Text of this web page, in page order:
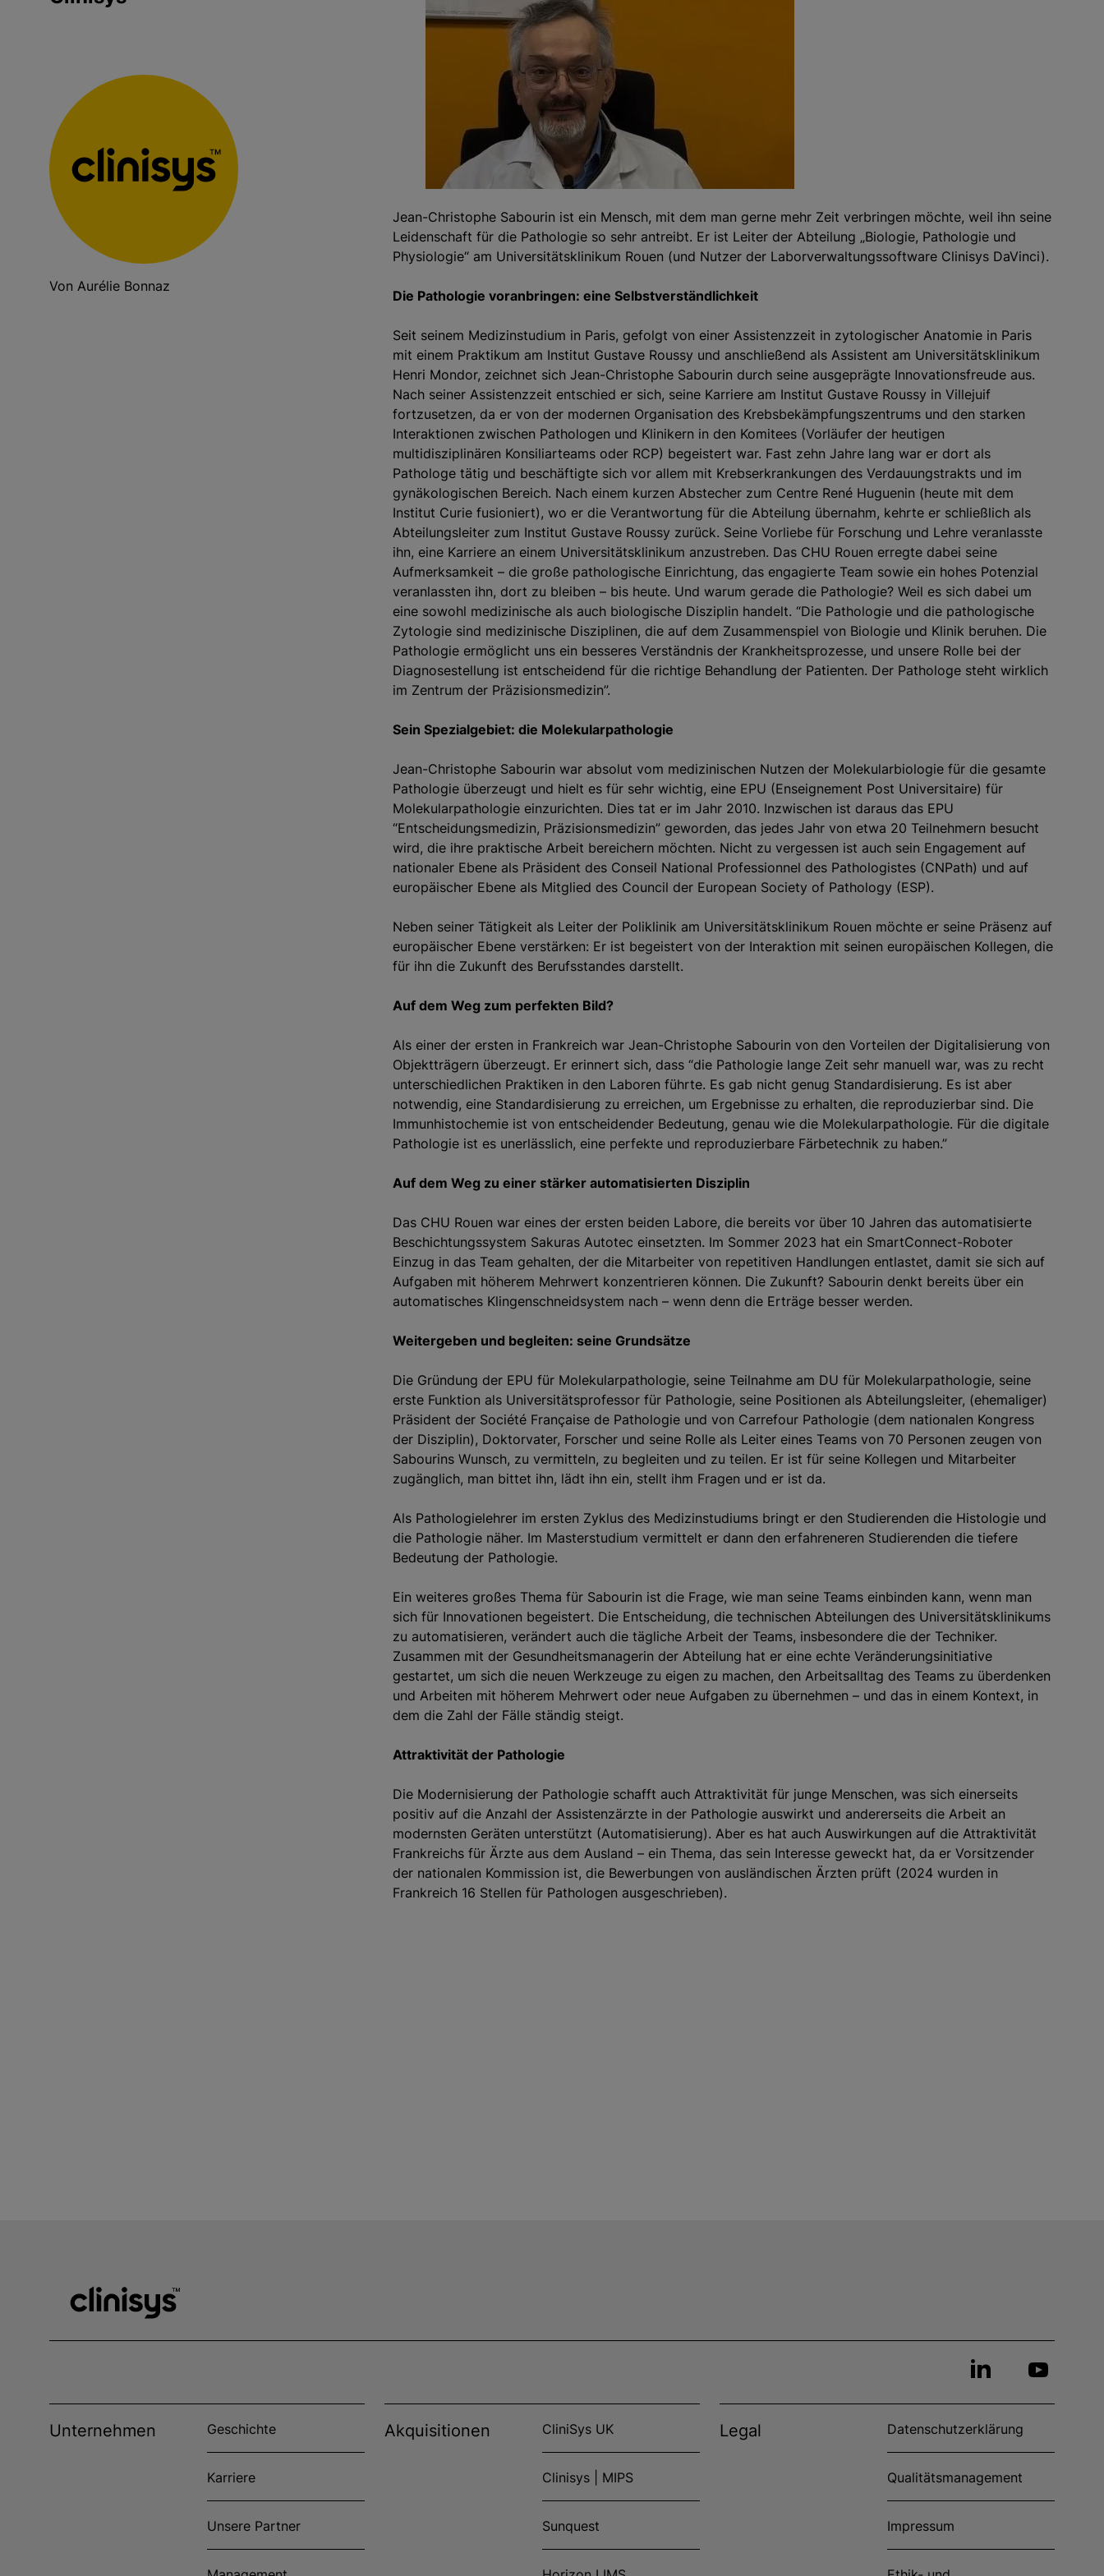
Von Aurélie Bonnaz
Jean-Christophe Sabourin ist ein Mensch, mit dem man gerne mehr Zeit verbringen möchte, weil ihn seine
Leidenschaft für die Pathologie so sehr antreibt. Er ist Leiter der Abteilung „Biologie, Pathologie und
Physiologie“ am Universitätsklinikum Rouen (und Nutzer der Laborverwaltungssoftware Clinisys DaVinci).
Die Pathologie voranbringen: eine Selbstverständlichkeit
Seit seinem Medizinstudium in Paris, gefolgt von einer Assistenzzeit in zytologischer Anatomie in Paris
mit einem Praktikum am Institut Gustave Roussy und anschließend als Assistent am Universitätsklinikum
Henri Mondor, zeichnet sich Jean-Christophe Sabourin durch seine ausgeprägte Innovationsfreude aus.
Nach seiner Assistenzzeit entschied er sich, seine Karriere am Institut Gustave Roussy in Villejuif
fortzusetzen, da er von der modernen Organisation des Krebsbekämpfungszentrums und den starken
Interaktionen zwischen Pathologen und Klinikern in den Komitees (Vorläufer der heutigen
multidisziplinären Konsiliarteams oder RCP) begeistert war. Fast zehn Jahre lang war er dort als
Pathologe tätig und beschäftigte sich vor allem mit Krebserkrankungen des Verdauungstrakts und im
gynäkologischen Bereich. Nach einem kurzen Abstecher zum Centre René Huguenin (heute mit dem
Institut Curie fusioniert), wo er die Verantwortung für die Abteilung übernahm, kehrte er schließlich als
Abteilungsleiter zum Institut Gustave Roussy zurück. Seine Vorliebe für Forschung und Lehre veranlasste
ihn, eine Karriere an einem Universitätsklinikum anzustreben. Das CHU Rouen erregte dabei seine
Aufmerksamkeit – die große pathologische Einrichtung, das engagierte Team sowie ein hohes Potenzial
veranlassten ihn, dort zu bleiben – bis heute. Und warum gerade die Pathologie? Weil es sich dabei um
eine sowohl medizinische als auch biologische Disziplin handelt. “Die Pathologie und die pathologische
Zytologie sind medizinische Disziplinen, die auf dem Zusammenspiel von Biologie und Klinik beruhen. Die
Pathologie ermöglicht uns ein besseres Verständnis der Krankheitsprozesse, und unsere Rolle bei der
Diagnosestellung ist entscheidend für die richtige Behandlung der Patienten. Der Pathologe steht wirklich
im Zentrum der Präzisionsmedizin”.
Sein Spezialgebiet: die Molekularpathologie
Jean-Christophe Sabourin war absolut vom medizinischen Nutzen der Molekularbiologie für die gesamte
Pathologie überzeugt und hielt es für sehr wichtig, eine EPU (Enseignement Post Universitaire) für
Molekularpathologie einzurichten. Dies tat er im Jahr 2010. Inzwischen ist daraus das EPU
“Entscheidungsmedizin, Präzisionsmedizin” geworden, das jedes Jahr von etwa 20 Teilnehmern besucht
wird, die ihre praktische Arbeit bereichern möchten. Nicht zu vergessen ist auch sein Engagement auf
nationaler Ebene als Präsident des Conseil National Professionnel des Pathologistes (CNPath) und auf
europäischer Ebene als Mitglied des Council der European Society of Pathology (ESP).
Neben seiner Tätigkeit als Leiter der Poliklinik am Universitätsklinikum Rouen möchte er seine Präsenz auf
europäischer Ebene verstärken: Er ist begeistert von der Interaktion mit seinen europäischen Kollegen, die
für ihn die Zukunft des Berufsstandes darstellt.
Auf dem Weg zum perfekten Bild?
Als einer der ersten in Frankreich war Jean-Christophe Sabourin von den Vorteilen der Digitalisierung von
Objektträgern überzeugt. Er erinnert sich, dass “die Pathologie lange Zeit sehr manuell war, was zu recht
unterschiedlichen Praktiken in den Laboren führte. Es gab nicht genug Standardisierung. Es ist aber
notwendig, eine Standardisierung zu erreichen, um Ergebnisse zu erhalten, die reproduzierbar sind. Die
Immunhistochemie ist von entscheidender Bedeutung, genau wie die Molekularpathologie. Für die digitale
Pathologie ist es unerlässlich, eine perfekte und reproduzierbare Färbetechnik zu haben.”
Auf dem Weg zu einer stärker automatisierten Disziplin
Das CHU Rouen war eines der ersten beiden Labore, die bereits vor über 10 Jahren das automatisierte
Beschichtungssystem Sakuras Autotec einsetzten. Im Sommer 2023 hat ein SmartConnect-Roboter
Einzug in das Team gehalten, der die Mitarbeiter von repetitiven Handlungen entlastet, damit sie sich auf
Aufgaben mit höherem Mehrwert konzentrieren können. Die Zukunft? Sabourin denkt bereits über ein
automatisches Klingenschneidsystem nach – wenn denn die Erträge besser werden.
Weitergeben und begleiten: seine Grundsätze
Die Gründung der EPU für Molekularpathologie, seine Teilnahme am DU für Molekularpathologie, seine
erste Funktion als Universitätsprofessor für Pathologie, seine Positionen als Abteilungsleiter, (ehemaliger)
Präsident der Société Française de Pathologie und von Carrefour Pathologie (dem nationalen Kongress
der Disziplin), Doktorvater, Forscher und seine Rolle als Leiter eines Teams von 70 Personen zeugen von
Sabourins Wunsch, zu vermitteln, zu begleiten und zu teilen. Er ist für seine Kollegen und Mitarbeiter
zugänglich, man bittet ihn, lädt ihn ein, stellt ihm Fragen und er ist da.
Als Pathologielehrer im ersten Zyklus des Medizinstudiums bringt er den Studierenden die Histologie und
die Pathologie näher. Im Masterstudium vermittelt er dann den erfahreneren Studierenden die tiefere
Bedeutung der Pathologie.
Ein weiteres großes Thema für Sabourin ist die Frage, wie man seine Teams einbinden kann, wenn man
sich für Innovationen begeistert. Die Entscheidung, die technischen Abteilungen des Universitätsklinikums
zu automatisieren, verändert auch die tägliche Arbeit der Teams, insbesondere die der Techniker.
Zusammen mit der Gesundheitsmanagerin der Abteilung hat er eine echte Veränderungsinitiative
gestartet, um sich die neuen Werkzeuge zu eigen zu machen, den Arbeitsalltag des Teams zu überdenken
und Arbeiten mit höherem Mehrwert oder neue Aufgaben zu übernehmen – und das in einem Kontext, in
dem die Zahl der Fälle ständig steigt.
Attraktivität der Pathologie
Die Modernisierung der Pathologie schafft auch Attraktivität für junge Menschen, was sich einerseits
positiv auf die Anzahl der Assistenzärzte in der Pathologie auswirkt und andererseits die Arbeit an
modernsten Geräten unterstützt (Automatisierung). Aber es hat auch Auswirkungen auf die Attraktivität
Frankreichs für Ärzte aus dem Ausland – ein Thema, das sein Interesse geweckt hat, da er Vorsitzender
der nationalen Kommission ist, die Bewerbungen von ausländischen Ärzten prüft (2024 wurden in
Frankreich 16 Stellen für Pathologen ausgeschrieben).
Unternehmen Geschichte
Karriere
Unsere Partner
Akquisitionen CliniSys UK
Clinisys | MIPS
Sunquest
Legal Datenschutzerklärung
Qualitätsmanagement
Impressum